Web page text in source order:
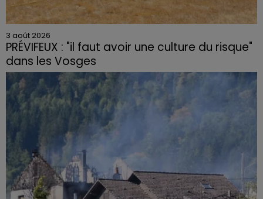
3 août 2026
PRÉVIFEUX : "il faut avoir une culture du risque"
dans les Vosges